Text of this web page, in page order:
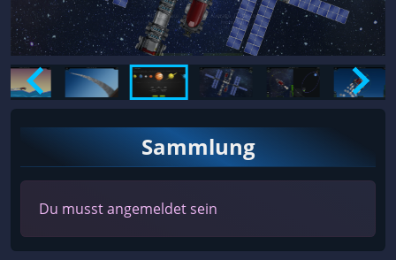
Sammlung
Du musst angemeldet sein